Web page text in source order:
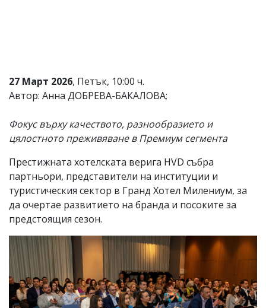
и
редакцията
отговорност
за
Ако
откриете
обиден
за
вас
коментар,
моля
сигнализирайте
27 Март 2026, Петък, 10:00 ч.
Автор: Анна ДОБРЕВА-БАКАЛОВА;
Фокус върху качеството, разнообразието и
цялостното преживяване в Премиум сегмента
Престижната хотелската верига HVD събра
партньори, представители на институции и
туристическия сектор в Гранд Хотел Милениум, за
да очертае развитието на бранда и посоките за
предстоящия сезон.